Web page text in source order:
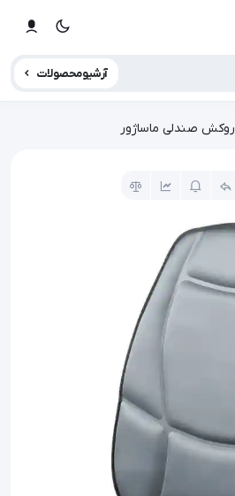
آرشیو محصولات
روکش صندلی ماساژور